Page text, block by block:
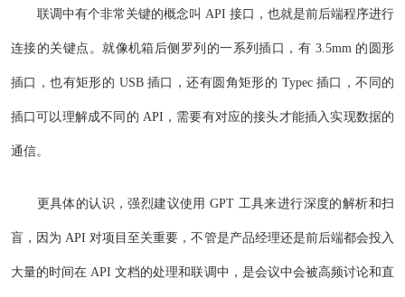
联调中有个非常关键的概念叫 API 接口，也就是前后端程序进行
连接的关键点。就像机箱后侧罗列的一系列插口，有 3.5mm 的圆形
插口，也有矩形的 USB 插口，还有圆角矩形的 Typec 插口，不同的
插口可以理解成不同的 API，需要有对应的接头才能插入实现数据的
通信。
更具体的认识，强烈建议使用 GPT 工具来进行深度的解析和扫
盲，因为 API 对项目至关重要，不管是产品经理还是前后端都会投入
大量的时间在 API 文档的处理和联调中，是会议中会被高频讨论和直